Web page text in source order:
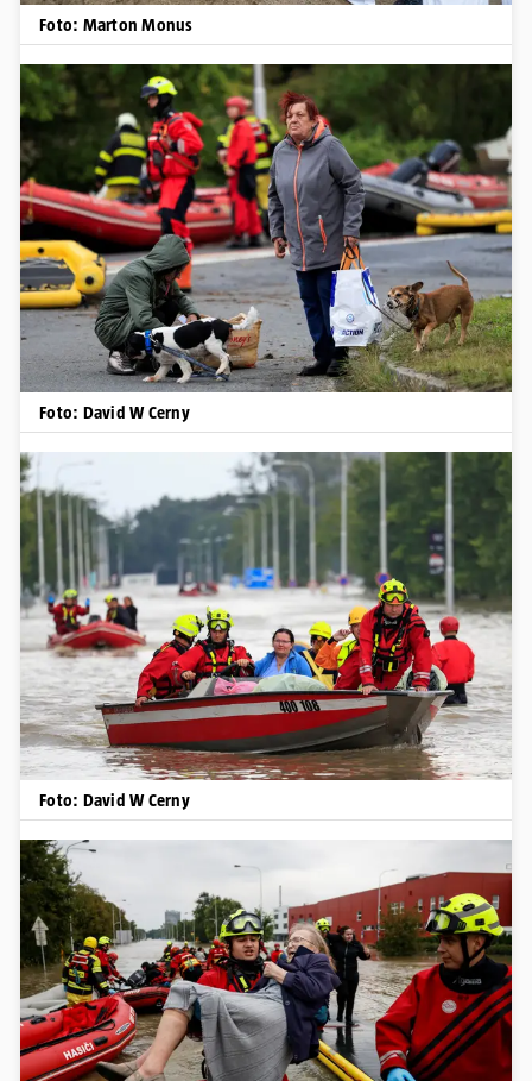
Foto: Marton Monus
Foto: David W Cerny
Foto: David W Cerny